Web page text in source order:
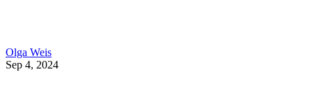
Olga Weis
Sep 4, 2024